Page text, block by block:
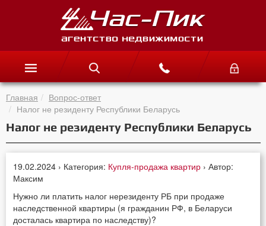
Главная
Вопрос-ответ
Налог не резиденту Республики Беларусь
Налог не резиденту Республики Беларусь
19.02.2024 › Категория: Купля-продажа квартир › Автор:
Максим
Нужно ли платить налог нерезиденту РБ при продаже
наследственной квартиры (я гражданин РФ, в Беларуси
досталась квартира по наследству)?